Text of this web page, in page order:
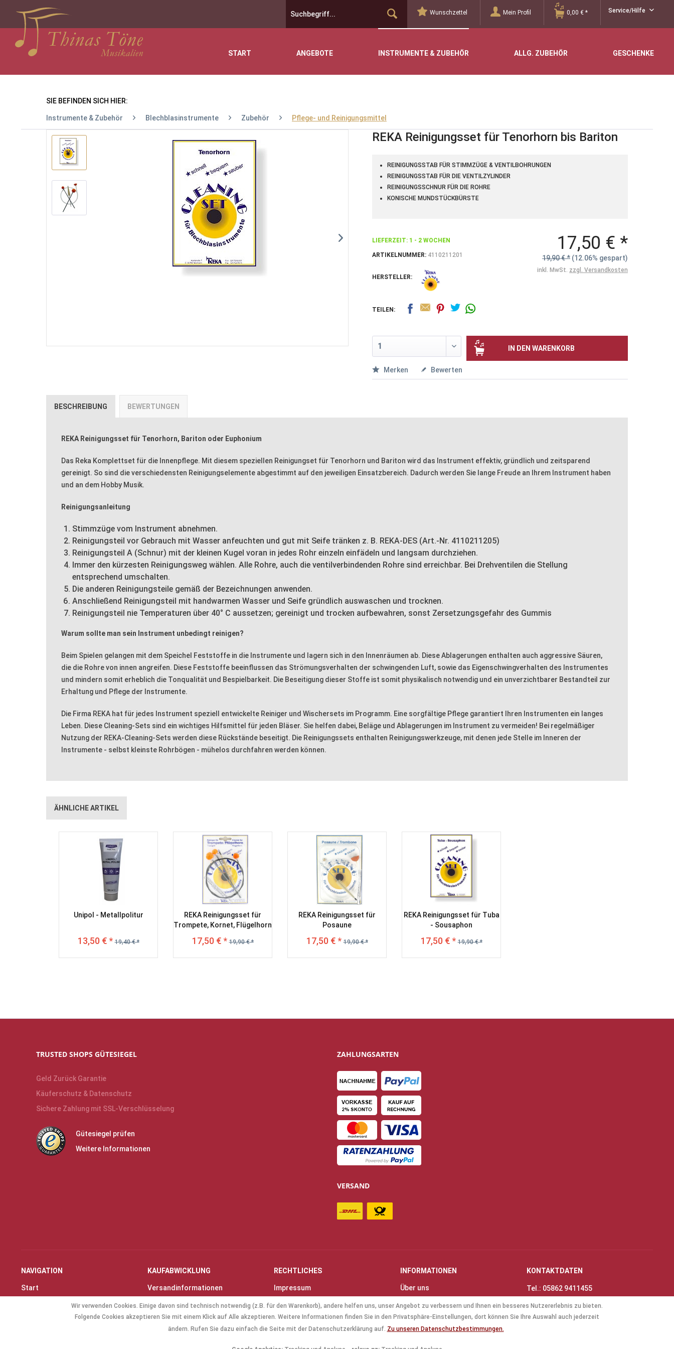
Service/Hilfe
Wunschzettel Mein Profil 0,00 € *
START ANGEBOTE INSTRUMENTE & ZUBEHÖR ALLG. ZUBEHÖR GESCHENKE
SIE BEFINDEN SICH HIER:
Instrumente & Zubehör Blechblasinstrumente Zubehör Pflege- und Reinigungsmittel
REKA Reinigungsset für Tenorhorn bis Bariton
REINIGUNGSSTAB FÜR STIMMZÜGE & VENTILBOHRUNGEN
REINIGUNGSSTAB FÜR DIE VENTILZYLINDER
REINIGUNGSSCHNUR FÜR DIE ROHRE
KONISCHE MUNDSTÜCKBÜRSTE
LIEFERZEIT: 1 - 2 WOCHEN
ARTIKELNUMMER: 4110211201
HERSTELLER:
17,50 € *
19,90 € * (12.06% gespart)
inkl. MwSt. zzgl. Versandkosten
TEILEN:
IN DEN WARENKORB
Merken Bewerten
BESCHREIBUNG BEWERTUNGEN
REKA Reinigungsset für Tenorhorn, Bariton oder Euphonium
Das Reka Komplettset für die Innenpflege. Mit diesem speziellen Reinigungset für Tenorhorn und Bariton wird das Instrument effektiv, gründlich und zeitsparend
gereinigt. So sind die verschiedensten Reinigungselemente abgestimmt auf den jeweiligen Einsatzbereich. Dadurch werden Sie lange Freude an Ihrem Instrument haben
und an dem Hobby Musik.
Reinigungsanleitung
Stimmzüge vom Instrument abnehmen.
Reinigungsteil vor Gebrauch mit Wasser anfeuchten und gut mit Seife tränken z. B. REKA-DES (Art.-Nr. 4110211205)
Reinigungsteil A (Schnur) mit der kleinen Kugel voran in jedes Rohr einzeln einfädeln und langsam durchziehen.
Immer den kürzesten Reinigungsweg wählen. Alle Rohre, auch die ventilverbindenden Rohre sind erreichbar. Bei Drehventilen die Stellung
entsprechend umschalten.
Die anderen Reinigungsteile gemäß der Bezeichnungen anwenden.
Anschließend Reinigungsteil mit handwarmen Wasser und Seife gründlich auswaschen und trocknen.
Reinigungsteil nie Temperaturen über 40° C aussetzen; gereinigt und trocken aufbewahren, sonst Zersetzungsgefahr des Gummis
Warum sollte man sein Instrument unbedingt reinigen?
Beim Spielen gelangen mit dem Speichel Feststoffe in die Instrumente und lagern sich in den Innenräumen ab. Diese Ablagerungen enthalten auch aggressive Säuren,
die die Rohre von innen angreifen. Diese Feststoffe beeinflussen das Strömungsverhalten der schwingenden Luft, sowie das Eigenschwingverhalten des Instrumentes
und mindern somit erheblich die Tonqualität und Bespielbarkeit. Die Beseitigung dieser Stoffe ist somit physikalisch notwendig und ein unverzichtbarer Bestandteil zur
Erhaltung und Pflege der Instrumente.
Die Firma REKA hat für jedes Instrument speziell entwickelte Reiniger und Wischersets im Programm. Eine sorgfältige Pflege garantiert Ihren Instrumenten ein langes
Leben. Diese Cleaning-Sets sind ein wichtiges Hilfsmittel für jeden Bläser. Sie helfen dabei, Beläge und Ablagerungen im Instrument zu vermeiden! Bei regelmäßiger
Nutzung der REKA-Cleaning-Sets werden diese Rückstände beseitigt. Die Reinigungssets enthalten Reinigungswerkzeuge, mit denen jede Stelle im Inneren der
Instrumente - selbst kleinste Rohrbögen - mühelos durchfahren werden können.
ÄHNLICHE ARTIKEL
Unipol - Metallpolitur
13,50 € * 19,40 € *
REKA Reinigungsset für
Trompete, Kornet, Flügelhorn
17,50 € * 19,90 € *
REKA Reinigungsset für
Posaune
17,50 € * 19,90 € *
REKA Reinigungsset für Tuba
- Sousaphon
17,50 € * 19,90 € *
TRUSTED SHOPS GÜTESIEGEL
Geld Zurück Garantie
Käuferschutz & Datenschutz
Sichere Zahlung mit SSL-Verschlüsselung
Gütesiegel prüfen
Weitere Informationen
ZAHLUNGSARTEN
VERSAND
NAVIGATION
Start
Instrumente & Zubehör
KAUFABWICKLUNG
Versandinformationen
Zahlungsarten
Widerrufsrecht
RECHTLICHES
Impressum
Allgemeine Geschäftsbedingungen
(AGB)
Batterieverordnung
INFORMATIONEN
Über uns
Kontakt
Anfahrt & Öffnungszeiten
Mollenhauer Blockflöten
Küng Blockflöten
KONTAKTDATEN
Tel.: 05862 9411455
info@thinas-toene.de
Wir verwenden Cookies. Einige davon sind technisch notwendig (z.B. für den Warenkorb), andere helfen uns, unser Angebot zu verbessern und Ihnen ein besseres Nutzererlebnis zu bieten.
Folgende Cookies akzeptieren Sie mit einem Klick auf Alle akzeptieren. Weitere Informationen finden Sie in den Privatsphäre-Einstellungen, dort können Sie Ihre Auswahl auch jederzeit
ändern. Rufen Sie dazu einfach die Seite mit der Datenschutzerklärung auf. Zu unseren Datenschutzbestimmungen.